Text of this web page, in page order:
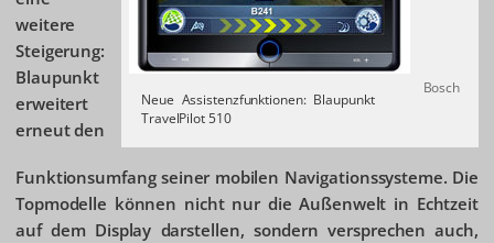
Bosch
Neue Assistenzfunktionen: Blaupunkt
TravelPilot 510
weitere
Steigerung:
Blaupunkt
erweitert
erneut den
Funktionsumfang seiner mobilen Navigationssysteme. Die
Topmodelle können nicht nur die Außenwelt in Echtzeit
auf dem Display darstellen, sondern versprechen auch,